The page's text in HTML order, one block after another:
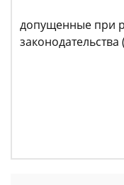
допущенные при